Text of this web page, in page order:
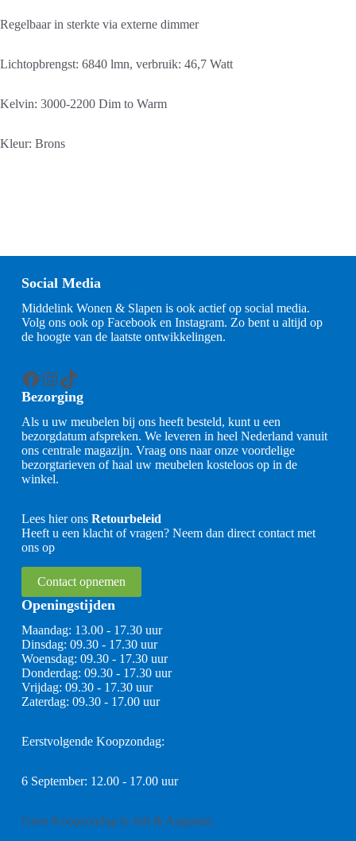
Regelbaar in sterkte via externe dimmer
Lichtopbrengst: 6840 lmn, verbruik: 46,7 Watt
Kelvin: 3000-2200 Dim to Warm
Kleur: Brons
Social Media
Middelink Wonen & Slapen is ook actief op social media.
Volg ons ook op Facebook en Instagram. Zo bent u altijd op
de hoogte van de laatste ontwikkelingen.
Facebook
Instagram
TikTok
Bezorging
Als u uw meubelen bij ons heeft besteld, kunt u een
bezorgdatum afspreken. We leveren in heel Nederland vanuit
ons centrale magazijn. Vraag ons naar onze voordelige
bezorgtarieven of haal uw meubelen kosteloos op in de
winkel.
Lees hier ons Retourbeleid
Heeft u een klacht of vragen? Neem dan direct contact met
ons op
Contact opnemen
Openingstijden
Maandag: 13.00 - 17.30 uur
Dinsdag: 09.30 - 17.30 uur
Woensdag: 09.30 - 17.30 uur
Donderdag: 09.30 - 17.30 uur
Vrijdag: 09.30 - 17.30 uur
Zaterdag: 09.30 - 17.00 uur
Eerstvolgende Koopzondag:
6 September: 12.00 - 17.00 uur
Geen Koopzondag in Juli & Augustus